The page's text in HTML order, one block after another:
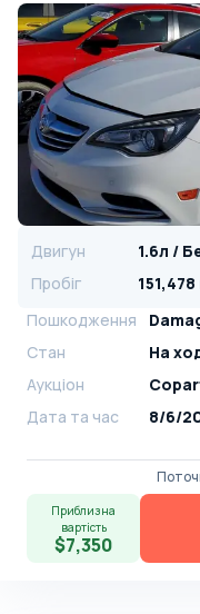
Двигун 1.6л /
Пробіг
151,478
Пошкодження
Стан
На
Аукціон
Дата та час
8/6/
Приблизна
вартість
$7,350